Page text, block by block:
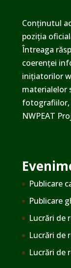
Conținutul
poziția
Întreaga
coerenței
inițiatorilor
materialelor
fotografiilor,
NWPEAT
Publicare
Publicare
Lucrări de
Lucrări de
Lucrări de